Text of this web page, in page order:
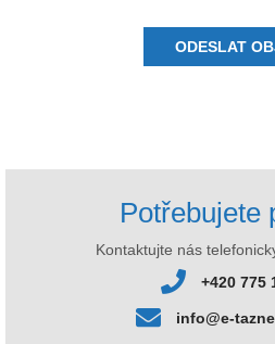
Potřebujete
Kontaktujte nás
+420 775
info@e-